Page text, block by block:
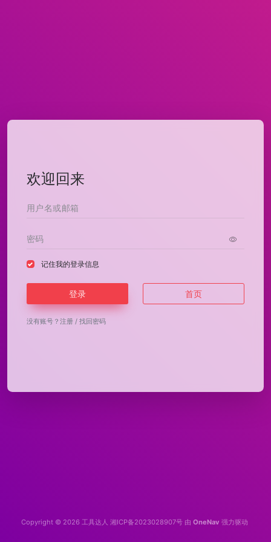
欢迎回来
记住我的登录信息
登录 首页
没有账号？ 注册 / 找回密码
Copyright © 2026 工具达人 湘ICP备2023028907号 由 OneNav 强力驱动